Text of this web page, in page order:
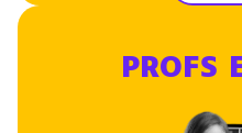
PROFS